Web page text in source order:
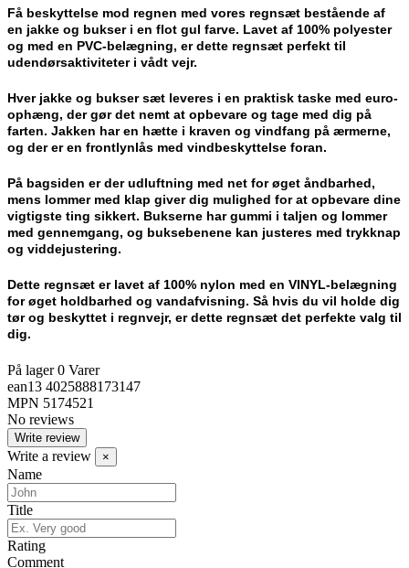
Få beskyttelse mod regnen med vores regnsæt bestående af
en jakke og bukser i en flot gul farve. Lavet af 100% polyester
og med en PVC-belægning, er dette regnsæt perfekt til
udendørsaktiviteter i vådt vejr.
Hver jakke og bukser sæt leveres i en praktisk taske med euro-
ophæng, der gør det nemt at opbevare og tage med dig på
farten. Jakken har en hætte i kraven og vindfang på ærmerne,
og der er en frontlynlås med vindbeskyttelse foran.
På bagsiden er der udluftning med net for øget åndbarhed,
mens lommer med klap giver dig mulighed for at opbevare dine
vigtigste ting sikkert. Bukserne har gummi i taljen og lommer
med gennemgang, og buksebenene kan justeres med trykknap
og viddejustering.
Dette regnsæt er lavet af 100% nylon med en VINYL-belægning
for øget holdbarhed og vandafvisning. Så hvis du vil holde dig
tør og beskyttet i regnvejr, er dette regnsæt det perfekte valg til
dig.
På lager 0 Varer
ean13 4025888173147
MPN 5174521
No reviews
Write review
Write a review ×
Name
Title
Rating
Comment